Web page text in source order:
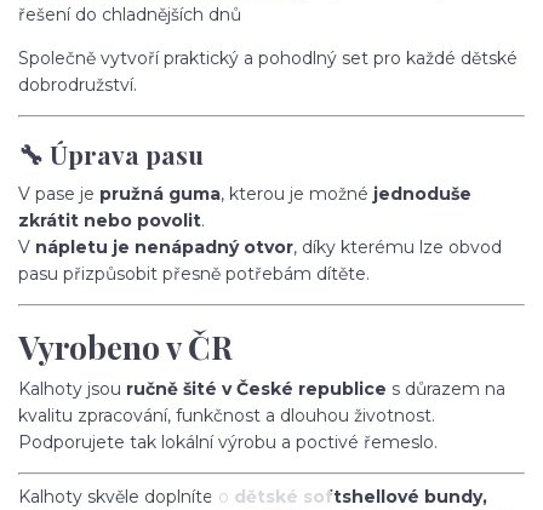
řešení do chladnějších dnů
Společně vytvoří praktický a pohodlný set pro každé dětské
dobrodružství.
🔧 Úprava pasu
V pase je pružná guma, kterou je možné jednoduše
zkrátit nebo povolit.
V nápletu je nenápadný otvor, díky kterému lze obvod
pasu přizpůsobit přesně potřebám dítěte.
Vyrobeno v ČR
Kalhoty jsou ručně šité v České republice s důrazem na
kvalitu zpracování, funkčnost a dlouhou životnost.
Podporujete tak lokální výrobu a poctivé řemeslo.
Kalhoty skvěle doplníte o dětské softshellové bundy,